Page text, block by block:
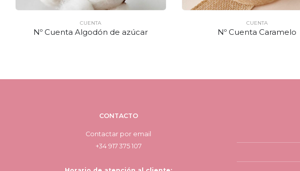
CUENTA
Nº Cuenta Algodón de azúcar
CUENTA
Nº Cuenta Caramelo
CONTACTO
Contactar por email
+34 917 375 107